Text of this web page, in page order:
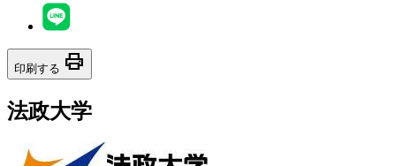
印刷する print
法政大学